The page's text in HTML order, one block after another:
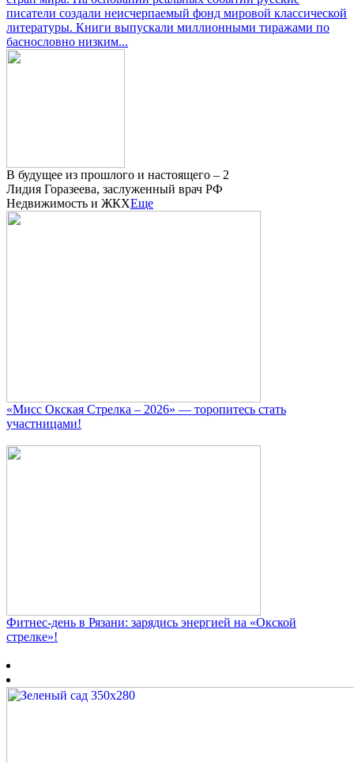
писатели создали неисчерпаемый фонд мировой классической
литературы. Книги выпускали миллионными тиражами по
баснословно низким...
В будущее из прошлого и настоящего – 2
Лидия Горазеева, заслуженный врач РФ
Недвижимость и ЖКХЕще
«Мисс Окская Стрелка – 2026» — торопитесь стать
участницами!
Фитнес‑день в Рязани: зарядись энергией на «Окской
стрелке»!